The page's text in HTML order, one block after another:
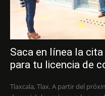
Saca en línea la
para tu licencia de
Tlaxcala, Tlax. A partir del